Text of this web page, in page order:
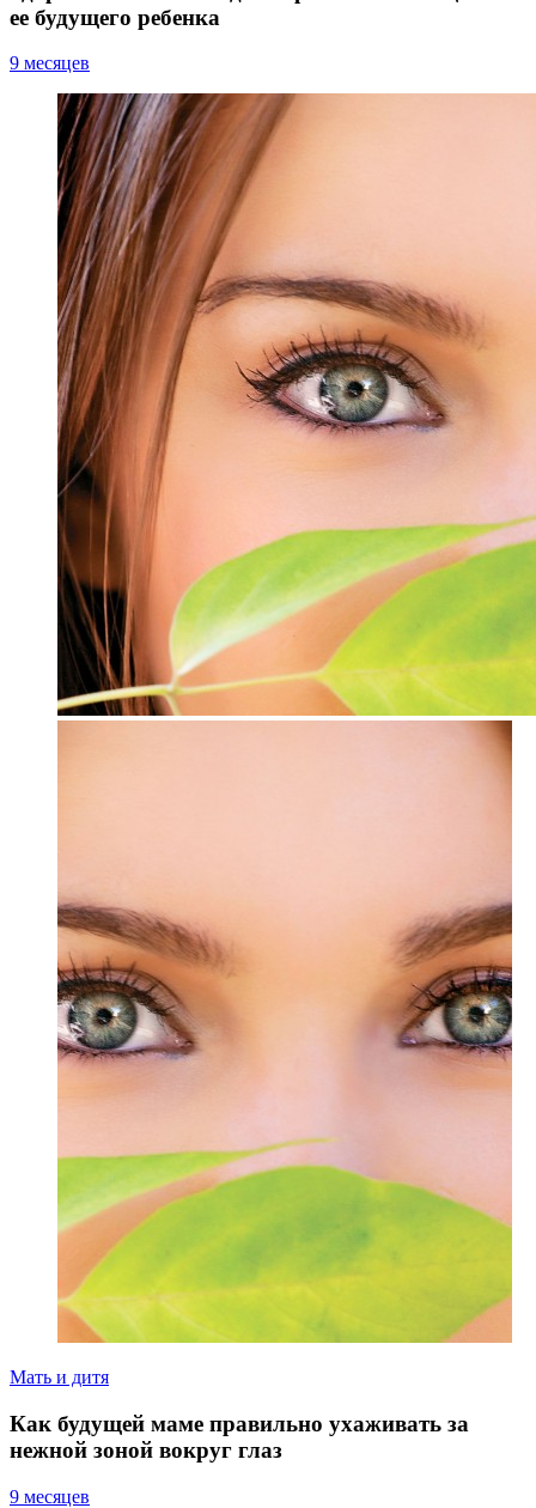
ее будущего ребенка
9 месяцев
Мать и дитя
Как будущей маме правильно ухаживать за
нежной зоной вокруг глаз
9 месяцев